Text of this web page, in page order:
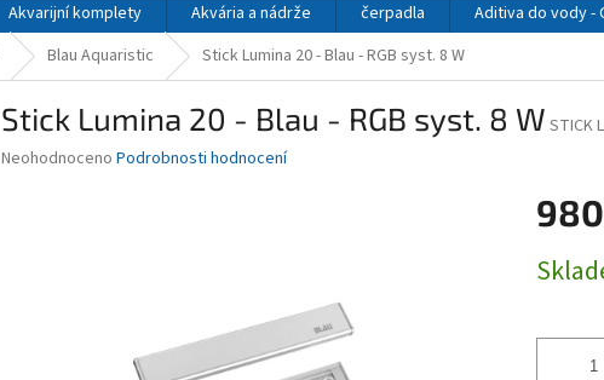
Akvarijní komplety Akvária a nádrže čerpadla Aditiva do vody -
Blau Aquaristic Stick Lumina 20 - Blau - RGB syst. 8 W
Stick Lumina 20 - Blau - RGB syst. 8 W STICK
Průměrné
Neohodnoceno Podrobnosti hodnocení
cena: